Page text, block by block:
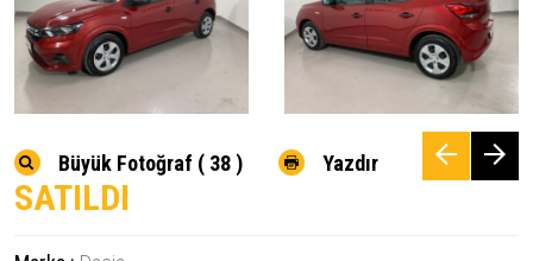
Büyük Fotoğraf ( 38 ) Yazdır
SATILDI